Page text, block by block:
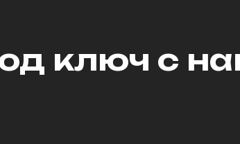
ключ с